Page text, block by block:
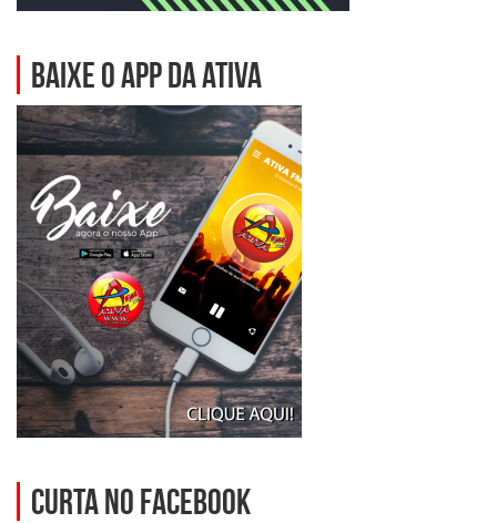
BAIXE O APP DA ATIVA
Curta no Facebook